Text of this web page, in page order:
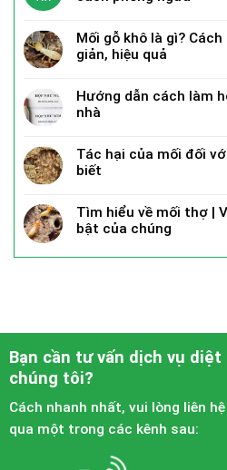
Mối gỗ khô là gì?
giản, hiệu quả
Hướng dẫn cách làm
nhà
Tác hại của mối đối
biết
Tìm hiểu về mối thợ |
bật của chúng
Bạn cần tư vấn dịch vụ
chúng tôi?
Cách nhanh nhất, vui lòng liên
qua một trong các kênh sau: